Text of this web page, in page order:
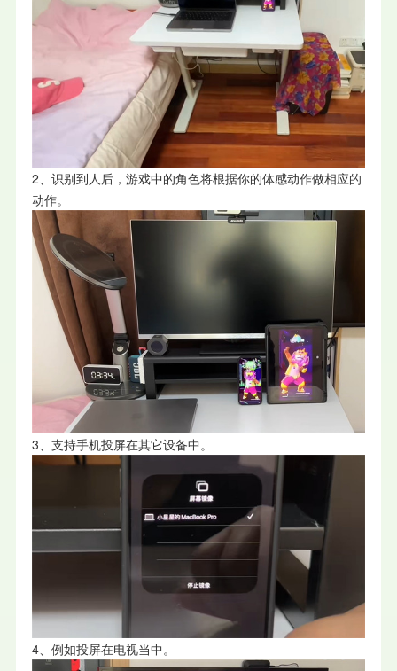
2、识别到人后，游戏中的角色将根据你的体感动作做相应的
动作。
3、支持手机投屏在其它设备中。
4、例如投屏在电视当中。